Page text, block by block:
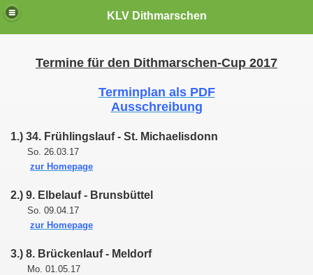
KLV Dithmarschen
Termine für den Dithmarschen-Cup 2017
Terminplan als PDF
Ausschreibung
1.) 34. Frühlingslauf - St. Michaelisdonn
So. 26.03.17
zur Homepage
2.) 9. Elbelauf - Brunsbüttel
So. 09.04.17
zur Homepage
3.) 8. Brückenlauf - Meldorf
Mo. 01.05.17